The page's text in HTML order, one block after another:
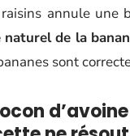
annule une
naturel de la
sont